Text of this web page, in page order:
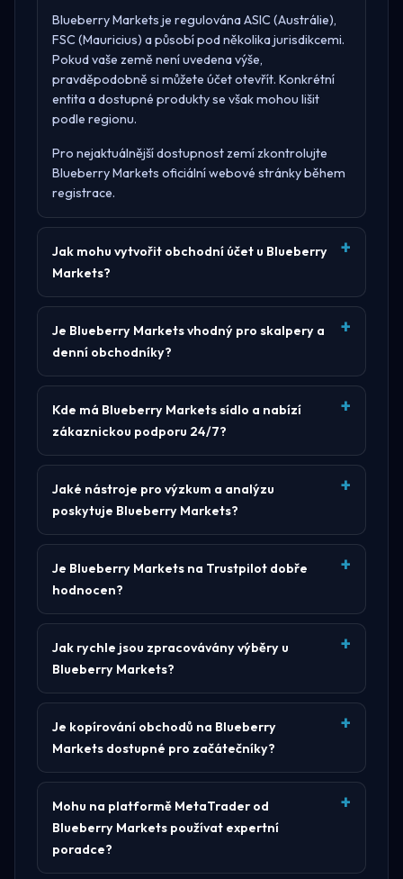
Blueberry Markets je regulovánaASIC (Austrálie),
FSC (Mauricius) a působí pod několika jurisdikcemi.
Pokud vaše země není uvedena výše,
pravděpodobně si můžete účet otevřít. Konkrétní
entita a dostupné produkty se však mohou lišit
podle regionu.
Pro nejaktuálnější dostupnost zemí zkontrolujte
Blueberry Markets oficiální webové stránkyběhem
registrace.
Jak mohu vytvořit obchodní účet u Blueberry
Markets?
Je Blueberry Markets vhodný pro skalpery a
denní obchodníky?
Kde má Blueberry Markets sídlo a nabízí
zákaznickou podporu 24/7?
Jaké nástroje pro výzkum a analýzu
poskytuje Blueberry Markets?
Je Blueberry Markets na Trustpilot dobře
hodnocen?
Jak rychle jsou zpracovávány výběry u
Blueberry Markets?
Je kopírování obchodů na Blueberry
Markets dostupné pro začátečníky?
Mohu na platformě MetaTrader od
Blueberry Markets používat expertní
poradce?